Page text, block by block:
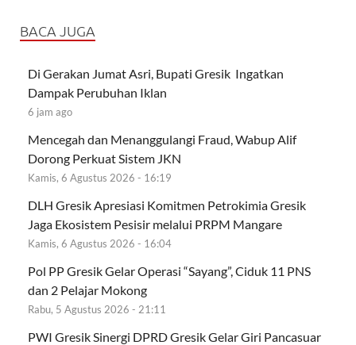
BACA JUGA
Di Gerakan Jumat Asri, Bupati Gresik Ingatkan
Dampak Perubuhan Iklan
6 jam ago
Mencegah dan Menanggulangi Fraud, Wabup Alif
Dorong Perkuat Sistem JKN
Kamis, 6 Agustus 2026 - 16:19
DLH Gresik Apresiasi Komitmen Petrokimia Gresik
Jaga Ekosistem Pesisir melalui PRPM Mangare
Kamis, 6 Agustus 2026 - 16:04
Pol PP Gresik Gelar Operasi “Sayang”, Ciduk 11 PNS
dan 2 Pelajar Mokong
Rabu, 5 Agustus 2026 - 21:11
PWI Gresik Sinergi DPRD Gresik Gelar Giri Pancasuar